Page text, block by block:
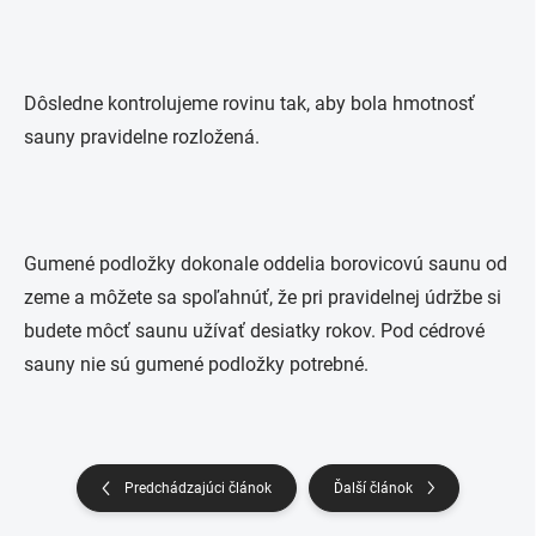
Dôsledne kontrolujeme rovinu tak, aby bola hmotnosť
sauny pravidelne rozložená.
Gumené podložky dokonale oddelia borovicovú saunu od
zeme a môžete sa spoľahnúť, že pri pravidelnej údržbe si
budete môcť saunu užívať desiatky rokov. Pod cédrové
sauny nie sú gumené podložky potrebné.
Predchádzajúci článok Ďalší článok